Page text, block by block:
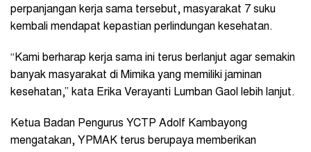
perpanjangan kerja sama tersebut, masyarakat 7 suku
kembali mendapat kepastian perlindungan kesehatan.
“Kami berharap kerja sama ini terus berlanjut agar semakin
banyak masyarakat di Mimika yang memiliki jaminan
kesehatan,” kata Erika Verayanti Lumban Gaol lebih lanjut.
Ketua Badan Pengurus YCTP Adolf Kambayong
mengatakan, YPMAK terus berupaya memberikan